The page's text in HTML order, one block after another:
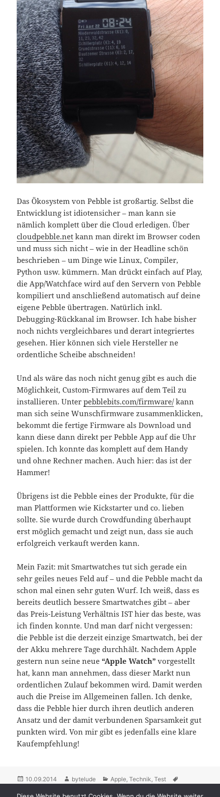
Das Ökosystem von Pebble ist großartig. Selbst die
Entwicklung ist idiotensicher – man kann sie
nämlich komplett über die Cloud erledigen. Über
cloudpebble.net kann man direkt im Browser coden
und muss sich nicht – wie in der Headline schön
beschrieben – um Dinge wie Linux, Compiler,
Python usw. kümmern. Man drückt einfach auf Play,
die App/Watchface wird auf den Servern von Pebble
kompiliert und anschließend automatisch auf deine
eigene Pebble übertragen. Natürlich inkl.
Debugging-Rückkanal im Browser. Ich habe bisher
noch nichts vergleichbares und derart integriertes
gesehen. Hier können sich viele Hersteller ne
ordentliche Scheibe abschneiden!
Und als wäre das noch nicht genug gibt es auch die
Möglichkeit, Custom-Firmwares auf dem Teil zu
installieren. Unterpebblebits.com/firmware/kann
man sich seine Wunschfirmware zusammenklicken,
bekommt die fertige Firmware als Download und
kann diese dann direkt per Pebble App auf die Uhr
spielen. Ich konnte das komplett auf dem Handy
und ohne Rechner machen. Auch hier: das ist der
Hammer!
Übrigens ist die Pebble eines der Produkte, für die
man Plattformen wie Kickstarter und co. lieben
sollte. Sie wurde durch Crowdfunding überhaupt
erst möglich gemacht und zeigt nun, dass sie auch
erfolgreich verkauft werden kann.
Mein Fazit: mit Smartwatches tut sich gerade ein
sehr geiles neues Feld auf – und die Pebble macht da
schon mal einen sehr guten Wurf. Ich weiß, dass es
bereits deutlich bessere Smartwatches gibt – aber
das Preis-Leistung Verhältnis IST hier das beste, was
ich finden konnte. Und man darf nicht vergessen:
die Pebble ist die derzeit einzige Smartwatch, bei der
der Akku mehrere Tage durchhält. Nachdem Apple
gestern nun seine neue“Apple Watch” vorgestellt
hat, kann man annehmen, dass dieser Markt nun
ordentlichen Zulauf bekommen wird. Damit werden
auch die Preise im Allgemeinen fallen. Ich denke,
dass die Pebble hier durch ihren deutlich anderen
Ansatz und der damit verbundenen Sparsamkeit gut
punkten wird. Von mir gibt es jedenfalls eine klare
Kaufempfehlung!
Posted
10.09.2014 Author
bytelude Categories
Apple ,Technik ,Test